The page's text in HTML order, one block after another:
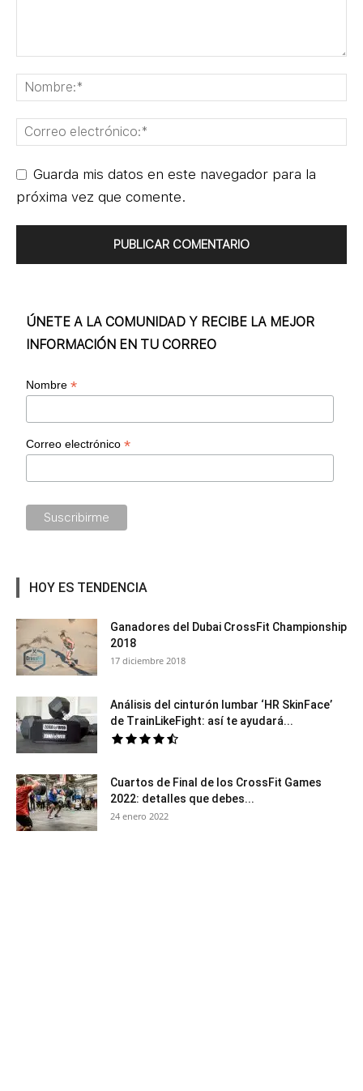
Guarda mis datos en este navegador para la
próxima vez que comente.
ÚNETE A LA COMUNIDAD Y RECIBE LA MEJOR
INFORMACIÓN EN TU CORREO
Nombre*
Correo electrónico*
HOY ES TENDENCIA
Ganadores del Dubai CrossFit Championship
2018
17 diciembre 2018
Análisis del cinturón lumbar ‘HR SkinFace’
de TrainLikeFight: así te ayudará...
Cuartos de Final de los CrossFit Games
2022: detalles que debes...
24 enero 2022